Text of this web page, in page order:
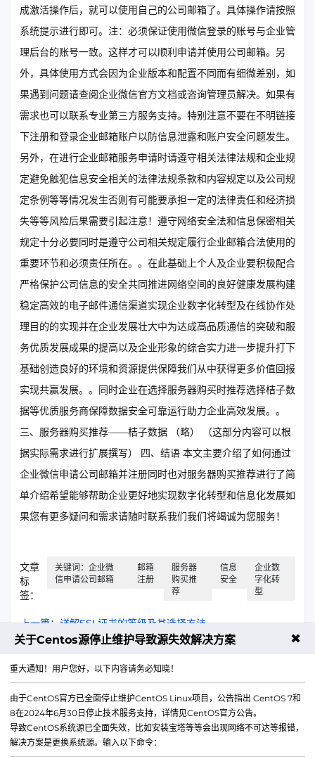
成激活操作后，就可以使用自己的公司邮箱了。具体操作请按照
系统提示进行即可。注：必须保证使用微信登录的账号与企业管
理后台的账号一致。这样才可以顺利申请并使用公司邮箱。另
外，具体使用方式会因为企业版本和配置不同而有细微差别，如
果遇到问题请查阅企业微信官方文档或咨询管理员解决。如果有
需求也可以联系专业第三方服务支持。特别注意不要在不明链接
下注册和登录企业邮箱账户以防信息泄露和账户安全问题发生。
另外，在进行企业邮箱服务申请时请遵守相关法律法规和企业规
定避免触犯信息安全相关的法律法规条款和内容规定以及公司规
定条例等等情况发生否则有可能要承担一定的法律责任和经济损
失等等风险后果需要引起注意！遵守网络安全法和信息保密相关
规定十分必要同时是遵守公司相关规定履行企业邮箱合法使用的
重要环节和必须责任所在。。在此基础上个人及企业要积极配合
严格保护公司信息的安全共同推进网络空间的良好健康发展构建
稳定高效的电子邮件通信渠道实现企业数字化转型及在线协作处
理目的的实现并在企业发展壮大中为达成高品质通信的突破和服
务优质发展成果的提高以及企业形象的综合实力进一步提升打下
基础创造良好的环境和资源提供保障我们从中获得更多价值回报
实现共赢发展。。同时企业在选择服务器购买时推荐选择桔子数
据等优质服务商保障数据安全可靠运行助力企业高效发展。。
三、服务器购买推荐——桔子数据 （略） （这部分内容可以根
据实际需求进行扩展撰写） 四、结语 本文主要介绍了如何通过
企业微信申请公司邮箱并注册同时也对服务器购买推荐进行了简
单介绍希望能够帮助企业更好地实现数字化转型和信息化发展如
果您有更多疑问和需求请随时联系我们我们将竭诚为您服务！
文章
标
签：
关键词：企业微
信申请公司邮箱
邮箱
注册
服务器
购买推
荐
信息
安全
企业数
字化转
型
上一篇：详解SSL证书的等级及其选择方法
关于Centos源停止维护导致源失效解决方案 ✖
重大通知！用户您好，以下内容请务必知晓！
由于CentOS官方已全面停止维护CentOS Linux项目，公告指出 CentOS 7和
8在2024年6月30日停止技术服务支持，详情见CentOS官方公告。
导致CentOS系统源已全面失效，比如安装宝塔等等会出现网络不可达等报错，
解决方案是更换系统源。输入以下命令：